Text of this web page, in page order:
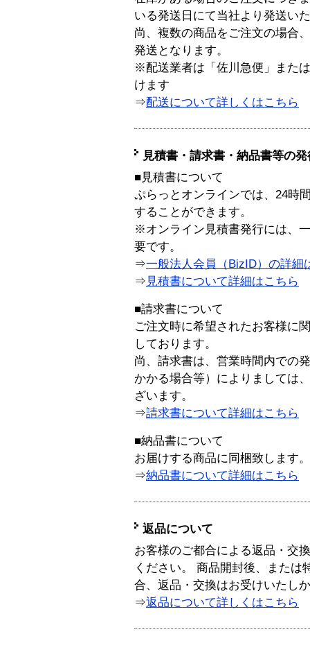
いる発送日にて当社より発送い
尚、複数の商品をご注文の場合
発送となります。
※配送業者は「佐川急便」また
けます
⇒配送について詳しくはこちら
見積書・請求書・納品書等の
■見積書について
ぷらっとオンラインでは、24時
することができます。
※オンライン見積書発行には、
要です。
⇒一般法人会員（BizID）の詳細
⇒ 見積書について詳細はこちら
■請求書について
ご注文時に希望されたお客様に
しております。
尚、請求書は、営業時間内での
かかる場合等）によりましては
ざいます。
⇒請求書について詳細はこちら
■納品書について
お届けする商品に同梱致します。
⇒納品書について詳細はこちら
返品について
お客様のご都合による返品・交
ください。 商品開封後、または
合、返品・交換はお受けいたし
⇒返品について詳しくはこちら